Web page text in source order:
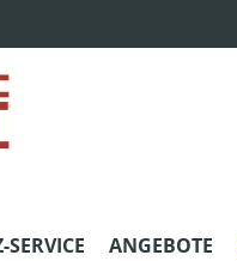
SERVICE ANGEBOTE